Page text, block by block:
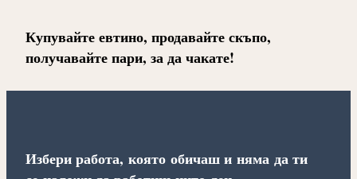
Купувайте евтино, продавайте скъпо,
получавайте пари, за да чакате!
Избери работа, която обичаш и няма да ти